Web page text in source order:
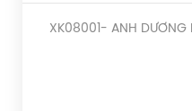
XK08001- ANH DƯƠNG